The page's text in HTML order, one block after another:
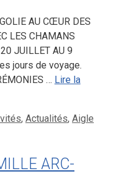
AU CŒUR DES
LES CHAMANS
JUILLET AU 9
jours de voyage.
… Lire la
, Actualités, Aigle
ARC-